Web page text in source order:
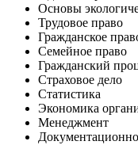
Основы
Трудовое право
Гражданское
Семейное право
Гражданский
Страховое дело
Статистика
Экономика
Менеджмент